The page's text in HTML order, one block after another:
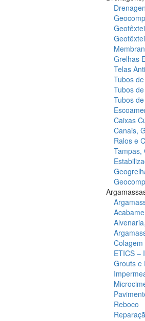
Grelhas
Telas
Tubos
Tubos
Tubos
Caixas
Canais,
Ralos e
Tampas,
ETICS –
Grouts e
Reboco